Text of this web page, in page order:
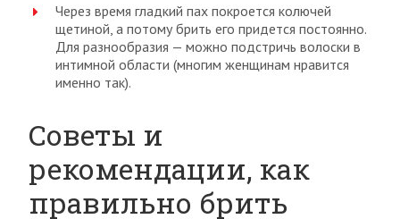
Через время гладкий пах покроется колючей
щетиной, а потому брить его придется постоянно.
Для разнообразия — можно подстричь волоски в
интимной области (многим женщинам нравится
именно так).
Советы и
рекомендации, как
правильно брить